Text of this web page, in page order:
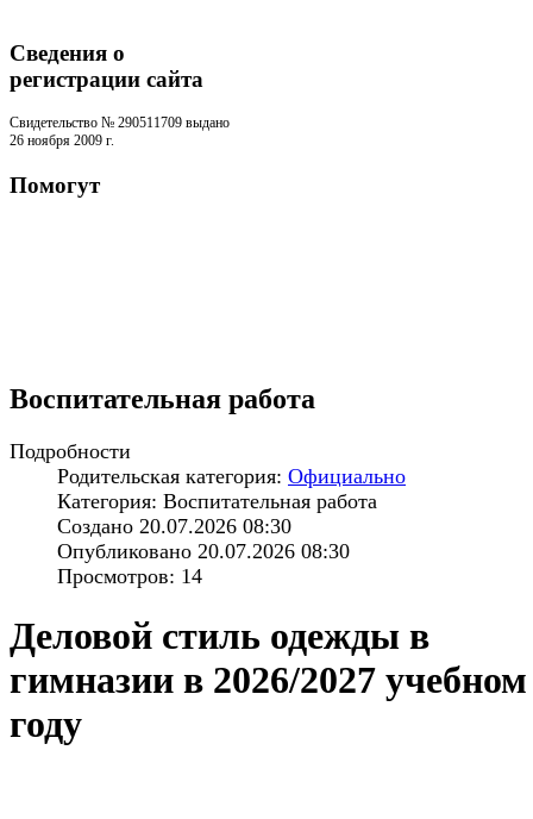
Сведения о
регистрации cайта
Свидетельство № 290511709 выдано
26 ноября 2009 г.
Помогут
Воспитательная работа
Подробности
Родительская категория: Официально
Категория: Воспитательная работа
Создано 20.07.2026 08:30
Опубликовано 20.07.2026 08:30
Просмотров: 14
Деловой стиль одежды в
гимназии в 2026/2027 учебном
году